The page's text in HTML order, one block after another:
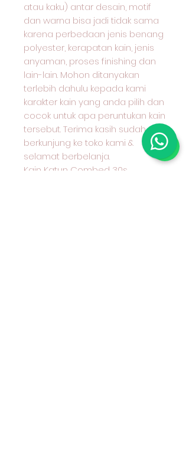
atau kaku) antar desain, motif
dan warna bisa jadi tidak sama
karena perbedaan jenis benang
polyester, kerapatan kain, jenis
anyaman, proses finishing dan
lain-lain. Mohon ditanyakan
terlebih dahulu kepada kami
karakter kain yang anda pilih dan
cocok untuk apa peruntukan kain
tersebut. Terima kasih sudah
berkunjung ke toko kami &
selamat berbelanja.
Kain Katun Combed 30s